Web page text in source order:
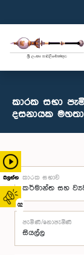
බලන්න
02
කාරක සභා
දසනායක
කාරක සභාව
පැමිණි/නොපැමිණි